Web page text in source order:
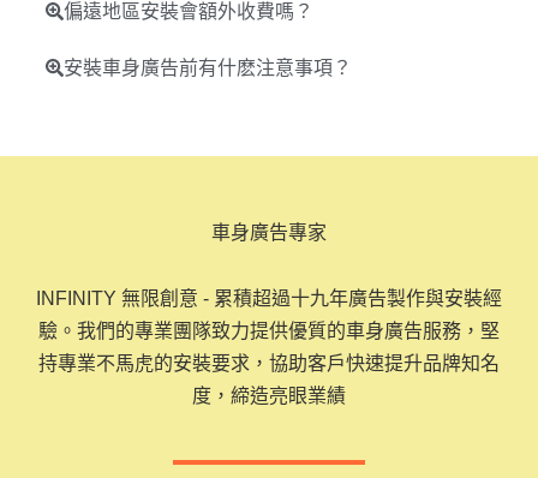
偏遠地區安裝會額外收費嗎？
安裝車身廣告前有什麽注意事項？
車身廣告專家
INFINITY 無限創意 - 累積超過十九年廣告製作與安裝經
驗。我們的專業團隊致力提供優質的車身廣告服務，堅
持專業不馬虎的安裝要求，協助客戶快速提升品牌知名
度，締造亮眼業績